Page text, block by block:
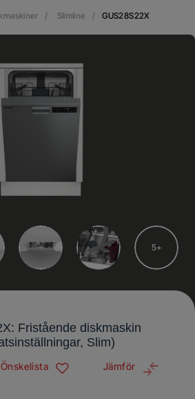
/ Slimline / GUS28S22X
5
Fristående diskmaskin
Slim)
Önskelista Jämför